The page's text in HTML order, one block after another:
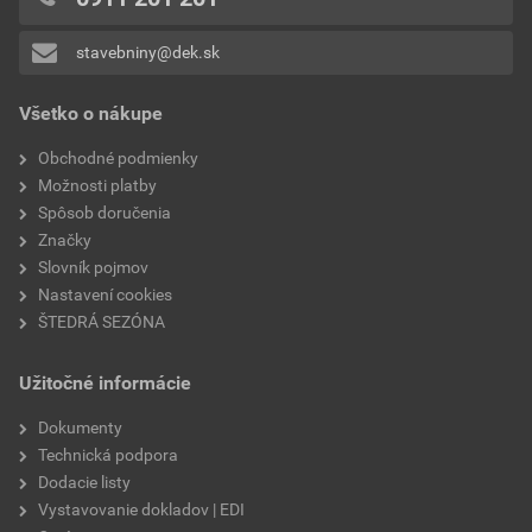
Pridávať hodnotenie môže iba prihlásený užívateľ.
Všetko o nákupe
Obchodné podmienky
Možnosti platby
Spôsob doručenia
Značky
Slovník pojmov
Nastavení cookies
ŠTEDRÁ SEZÓNA
Užitočné informácie
Dokumenty
Technická podpora
Dodacie listy
Vystavovanie dokladov | EDI
stavebniny@dek.sk